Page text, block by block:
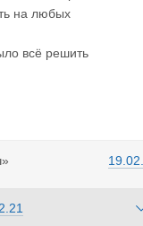
на любых
всё решить